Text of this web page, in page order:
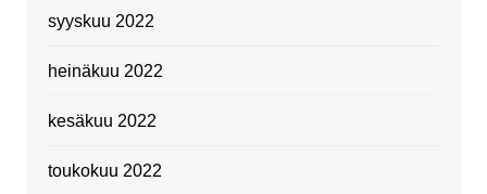
syyskuu 2022
heinäkuu 2022
kesäkuu 2022
toukokuu 2022